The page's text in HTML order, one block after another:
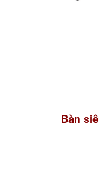
Bàn